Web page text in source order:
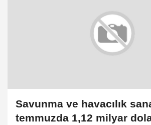
Savunma ve havacılık
temmuzda 1,12 milyar